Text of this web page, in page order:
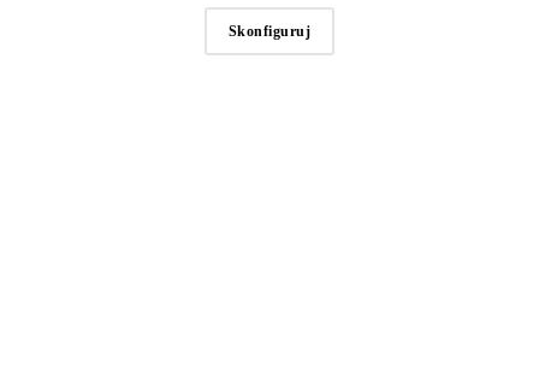
Skonfiguruj